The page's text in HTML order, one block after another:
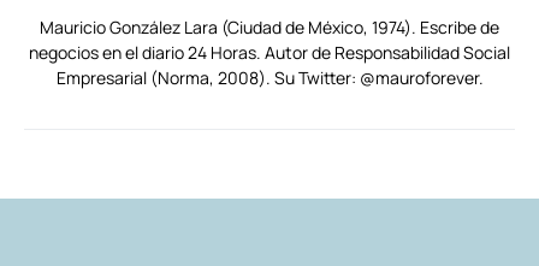
Mauricio González Lara (Ciudad de México, 1974). Escribe de
negocios en el diario 24 Horas. Autor de Responsabilidad Social
Empresarial (Norma, 2008). Su Twitter: @mauroforever.